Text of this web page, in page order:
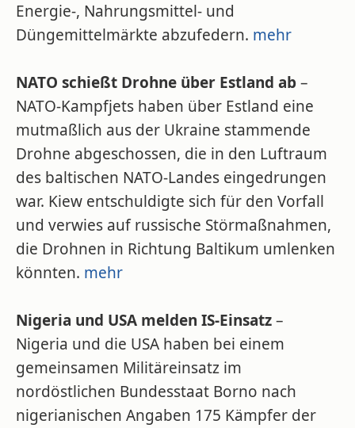
Energie-, Nahrungsmittel- und
Düngemittelmärkte abzufedern. mehr
NATO schießt Drohne über Estland ab–
NATO-Kampfjets haben über Estland eine
mutmaßlich aus der Ukraine stammende
Drohne abgeschossen, die in den Luftraum
des baltischen NATO-Landes eingedrungen
war. Kiew entschuldigte sich für den Vorfall
und verwies auf russische Störmaßnahmen,
die Drohnen in Richtung Baltikum umlenken
könnten. mehr
Nigeria und USA melden IS-Einsatz–
Nigeria und die USA haben bei einem
gemeinsamen Militäreinsatz im
nordöstlichen Bundesstaat Borno nach
nigerianischen Angaben 175 Kämpfer der